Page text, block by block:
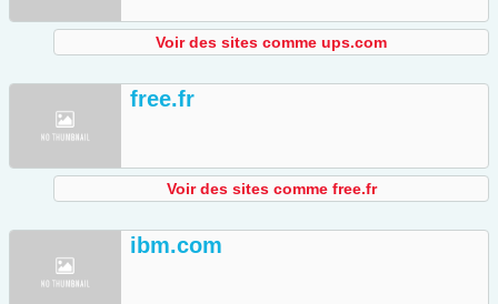
Voir des sites comme ups.com
free.fr
Voir des sites comme free.fr
ibm.com